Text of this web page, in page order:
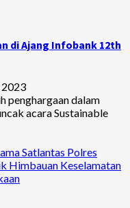
di Ajang Infobank 12th
2023
penghargaan dalam
acara Sustainable
Satlantas Polres
Himbauan Keselamatan